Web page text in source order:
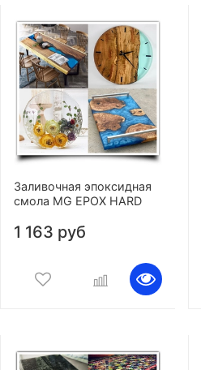
Заливочная эпоксидная
смола MG EPOX HARD
1 163 руб